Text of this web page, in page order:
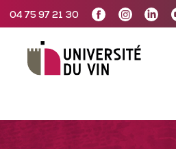
04 75 97 21 30